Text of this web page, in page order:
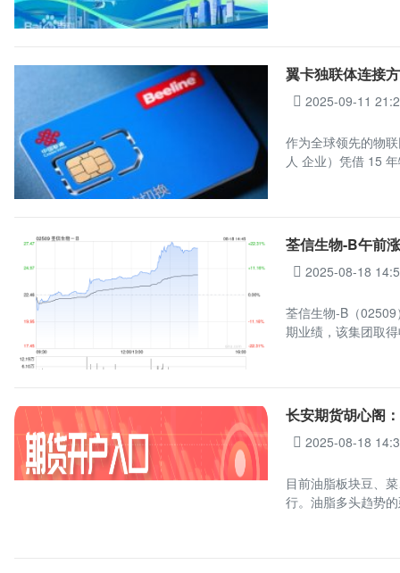
翼卡独联体连接
2025-09-11
作为全球领先的物
人 企业）凭借 15
荃信生物-B午前
2025-08-18
荃信生物-B（
期业绩，该集团取
长安期货胡心阁
2025-08-18
目前油脂板块豆、
行。油脂多头趋势